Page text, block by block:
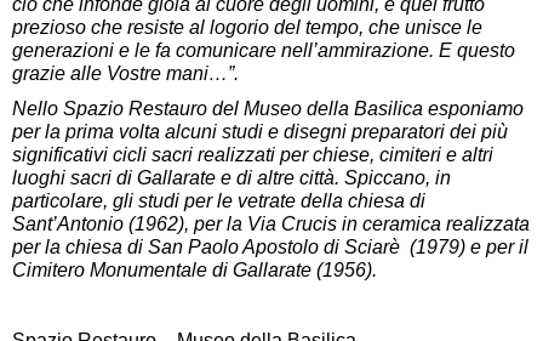
ciò che infonde gioia al cuore degli uomini, è quel frutto
prezioso che resiste al logorio del tempo, che unisce le
generazioni e le fa comunicare nell’ammirazione. E questo
grazie alle Vostre mani…”.
Nello Spazio Restauro del Museo della Basilica esponiamo
per la prima volta alcuni studi e disegni preparatori dei più
significativi cicli sacri realizzati per chiese, cimiteri e altri
luoghi sacri di Gallarate e di altre città. Spiccano, in
particolare, gli studi per le vetrate della chiesa di
Sant’Antonio (1962), per la Via Crucis in ceramica realizzata
per la chiesa di San Paolo Apostolo di Sciarè (1979) e per il
Cimitero Monumentale di Gallarate (1956).